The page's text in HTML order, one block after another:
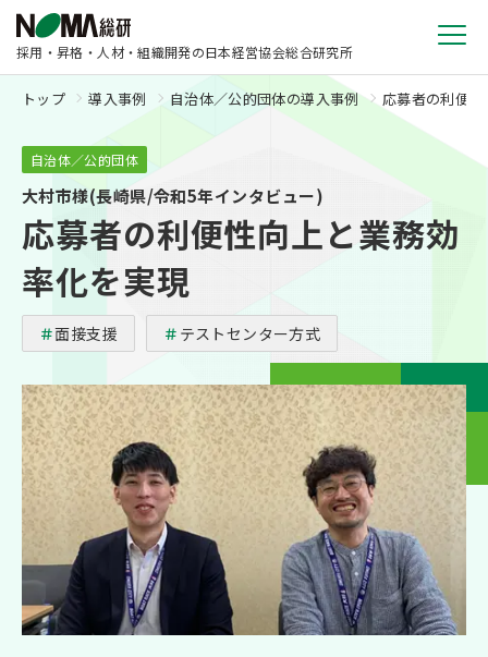
採用・昇格・人材・組織開発の日本経営協会総合研究所
トップ 導入事例 自治体／公的団体の導入事例 応募者の利便
自治体／公的団体
大村市様(長崎県/令和5年インタビュー)
応募者の利便性向上と業務効
率化を実現
面接支援 テストセンター方式